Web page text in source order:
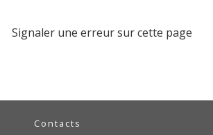
Signaler une erreur sur cette page
Contacts